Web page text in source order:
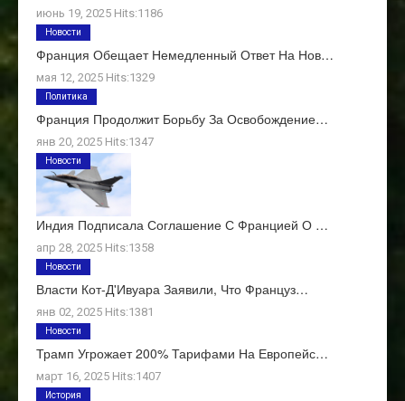
июнь 19, 2025 Hits:1186
Франция Обещает Немедленный Ответ На Нов…
мая 12, 2025 Hits:1329
Новости
Франция Продолжит Борьбу За Освобождение…
янв 20, 2025 Hits:1347
Политика
Индия Подписала Соглашение С Францией О …
апр 28, 2025 Hits:1358
Новости
Власти Кот-Д'Ивуара Заявили, Что Француз…
янв 02, 2025 Hits:1381
Новости
Трамп Угрожает 200% Тарифами На Европейс…
март 16, 2025 Hits:1407
Новости
История